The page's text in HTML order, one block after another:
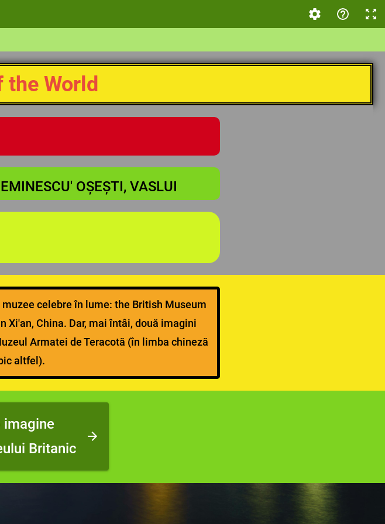
World
OȘEȘTI, VASLUI
celebre în lume: the British Museum
Xi'an, China. Dar, mai întâi, două imagini
Armatei de Teracotă (în limba chineză
altfel).
imagine
Britanic